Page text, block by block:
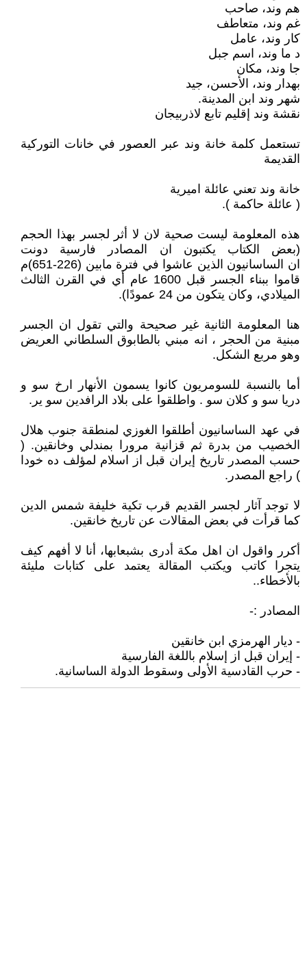
هم وند، صاحب
غم وند، متعاطف
کار وند، عامل
د ما وند، اسم جبل
جا وند، مكان
بهدار وند، الأحسن، جيد
شهر وند ابن المدينة.
نقشة وند إقليم تابع لاذربيجان
تستعمل كلمة خانة وند عبر العصور في خانات التوركية
القديمة
خانة وند تعني عائلة اميرية
( عائلة حاكمة ).
هذه المعلومة ليست صحية لان لا أثر لجسر بهذا الحجم
(بعض الكتاب يكتبون ان المصادر فارسية دونت
ان الساسانيون الذين عاشوا في فترة مابين (226-651)م
قاموا ببناء الجسر قبل 1600 عام أي في القرن الثالث
الميلادي، وكان يتكون من 24 عمودًا).
هنا المعلومة الثانية غير صحيحة والتي تقول ان الجسر
مبنية من الحجر ، انه مبني بالطابوق السلطاني العريض
وهو مربع الشكل.
أما بالنسبة للسومريون كانوا يسمون الأنهار ارخ سو و
دريا سو و كلان سو . واطلقوا على بلاد الرافدين سو ير.
في عهد الساسانيون أطلقوا الغوزي لمنطقة جنوب هلال
الخصيب من بدرة ثم قزانية مرورا بمندلي وخانقين. (
حسب المصدر تاريخ إيران قبل از اسلام لمؤلف ده خودا
) راجع المصدر.
لا توجد آثار لجسر القديم قرب تكية خليفة شمس الدين
كما قرأت في بعض المقالات عن تاريخ خانقين.
أكرر واقول ان اهل مكة أدرى بشبعابها، أنا لا أفهم كيف
يتجرا كاتب ويكتب المقالة يعتمد على كتابات مليئة
بالأخطاء..
المصادر :-
- ديار الهرمزي ابن خانقين
- إيران قبل از إسلام باللغة الفارسية
- حرب القادسية الأولى وسقوط الدولة الساسانية.